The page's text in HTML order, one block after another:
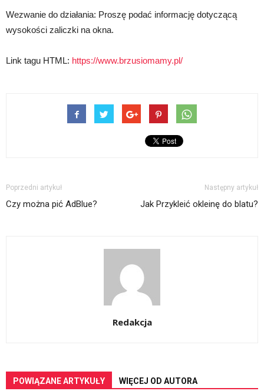
Wezwanie do działania: Proszę podać informację dotyczącą
wysokości zaliczki na okna.
Link tagu HTML: https://www.brzusiomamy.pl/
Poprzedni artykuł
Czy można pić AdBlue?
Następny artykuł
Jak Przykleić okleinę do blatu?
Redakcja
POWIĄZANE ARTYKUŁY WIĘCEJ OD AUTORA